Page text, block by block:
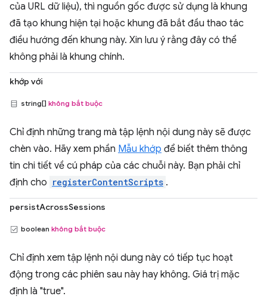
của URL dữ liệu), thì nguồn gốc được sử dụng là khung
đã tạo khung hiện tại hoặc khung đã bắt đầu thao tác
điều hướng đến khung này. Xin lưu ý rằng đây có thể
không phải là khung chính.
khớp với
string[] không bắt buộc
Chỉ định những trang mà tập lệnh nội dung này sẽ được
chèn vào. Hãy xem phần Mẫu khớp để biết thêm thông
tin chi tiết về cú pháp của các chuỗi này. Bạn phải chỉ
định cho registerContentScripts .
persistAcrossSessions
boolean không bắt buộc
Chỉ định xem tập lệnh nội dung này có tiếp tục hoạt
động trong các phiên sau này hay không. Giá trị mặc
định là "true".